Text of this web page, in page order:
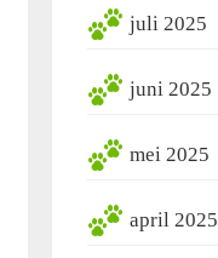
juli 2025
juni 2025
mei 2025
april 2025